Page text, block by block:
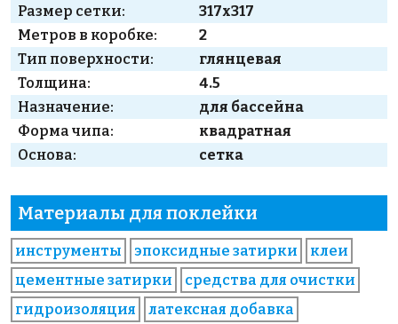
Размер сетки:
317x317
Метров в коробке:
2
Тип поверхности:
глянцевая
Толщина:
4.5
Назначение:
для бассейна
Форма чипа:
квадратная
Основа:
сетка
Материалы для поклейки
инструменты эпоксидные затирки
клеи
цементные затирки
средства для очистки
гидроизоляция
латексная добавка